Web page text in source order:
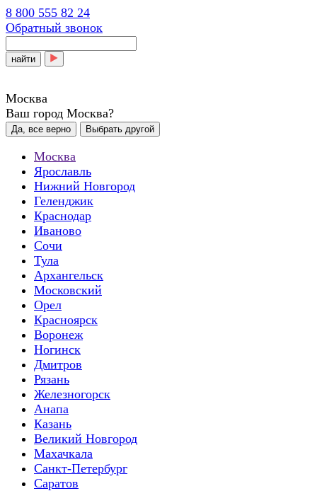
8 800 555 82 24
Обратный звонок
найти
Москва
Ваш город Москва?
Да, все верно Выбрать другой
Москва
Ярославль
Нижний Новгород
Геленджик
Краснодар
Иваново
Сочи
Тула
Архангельск
Московский
Орел
Красноярск
Воронеж
Ногинск
Дмитров
Рязань
Железногорск
Анапа
Казань
Великий Новгород
Махачкала
Санкт-Петербург
Саратов